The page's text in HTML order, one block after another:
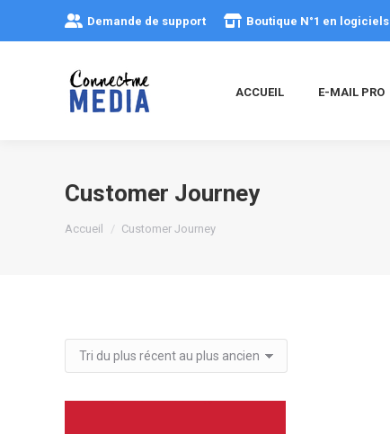
Demande de support Boutique N°1 en logiciels
ACCUEIL E-MAIL PRO
Customer Journey
Vous êtes ici :
Accueil Customer Journey